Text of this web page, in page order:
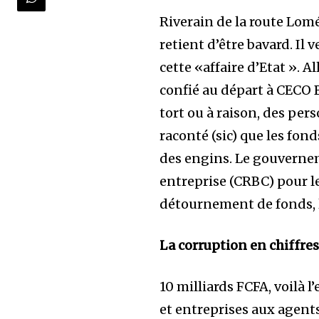
Riverain de la route
retient d’être bavard. Il
cette «affaire d’Etat ».
confié au départ à CECO
tort ou à raison, des
raconté (sic) que les
des engins. Le
entreprise (CRBC) pour
détournement de fonds,
La corruption en chiffres
10 milliards FCFA, voilà
et entreprises aux